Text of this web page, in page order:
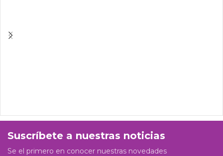
Suscríbete a nuestras noticias
Se el primero en conocer nuestras novedades